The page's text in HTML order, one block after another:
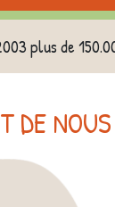
plus de
DE